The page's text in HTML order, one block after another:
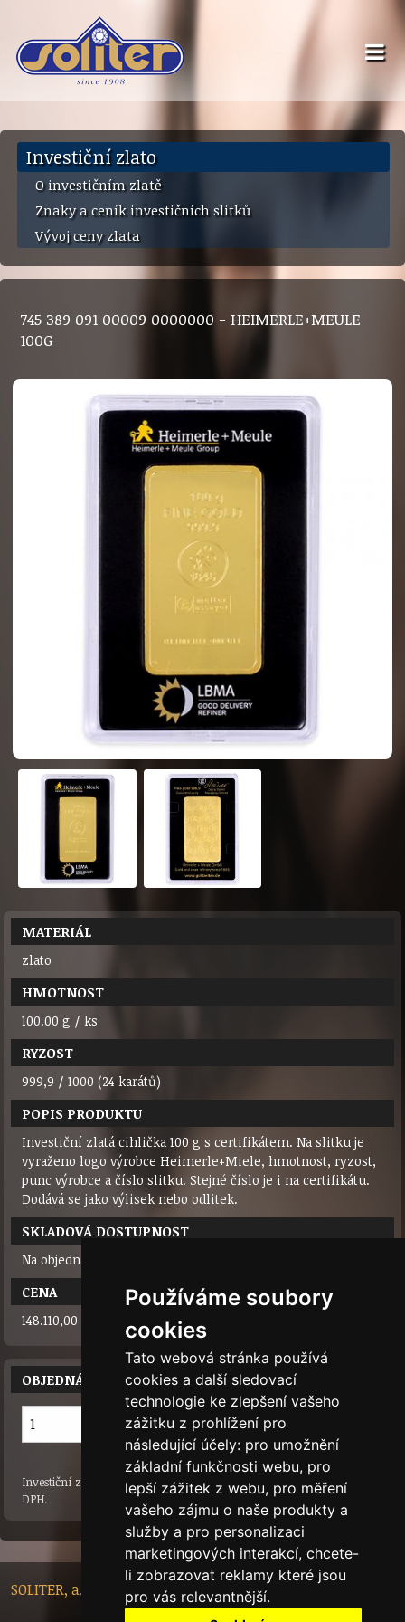
Používáme soubory
cookies
Tato webová stránka používá
cookies a další sledovací
technologie ke zlepšení vašeho
zážitku z prohlížení pro
následující účely: pro umožnění
základní funkčnosti webu, pro
lepší zážitek z webu, pro měření
vašeho zájmu o naše produkty a
služby a pro personalizaci
marketingových interakcí, chcete-
li zobrazovat reklamy které jsou
pro vás relevantnější.
Investiční zlato
O investičním zlatě
Znaky a ceník investičních slitků
Vývoj ceny zlata
745 389 091 00009 0000000 - HEIMERLE+MEULE
100G
MATERIÁL
zlato
HMOTNOST
100.00 g / ks
RYZOST
999,9 / 1000 (24 karátů)
POPIS PRODUKTU
Investiční zlatá cihlička 100 g s certifikátem. Na slitku je
vyraženo logo výrobce Heimerle+Miele, hmotnost, ryzost,
punc výrobce a číslo slitku. Stejné číslo je i na certifikátu.
Dodává se jako výlisek nebo odlitek.
SKLADOVÁ DOSTUPNOST
Na objednávku
CENA
148.110,00 Kč / ks
OBJEDNÁNÍ PRODUKTU
ks
Investiční zlato je osvobozené od DPH. U stříbrných slitků je cena s
DPH.
SOLITER, a.s. - Nádražní 148/10, 46601 Jablonec nad Nisou,
Czech Republic